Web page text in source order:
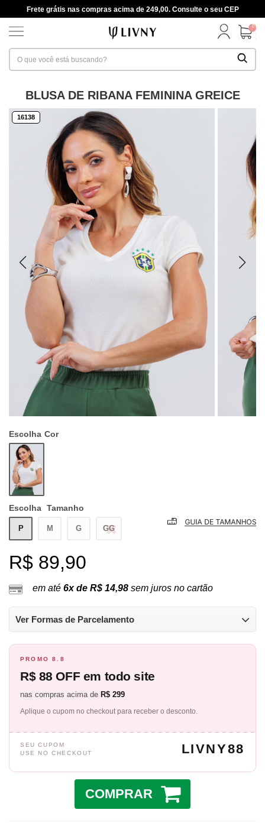
Frete grátis nas compras acima de 249,00. Consulte o seu CEP
0
BLUSA DE RIBANA FEMININA GREICE
16138
Escolha Cor
Escolha Tamanho
P M G GG
R$ 89,90
em até 6x de R$ 14,98 sem juros no cartão
Ver Formas de Parcelamento
PROMO 8.8
R$ 88 OFF em todo site
nas compras acima de R$ 299
Aplique o cupom no checkout para receber o desconto.
SEU CUPOM
USE NO CHECKOUT
LIVNY88
COMPRAR